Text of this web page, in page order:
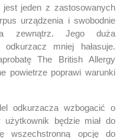
jest jeden z zastosowanych
urządzenia i swobodnie
zewnątrz. Jego duża
mniej hałasuje.
The British Allergy
powietrze poprawi warunki
odkurzacza wzbogacić o
będzie miał do
wszechstronną opcję do